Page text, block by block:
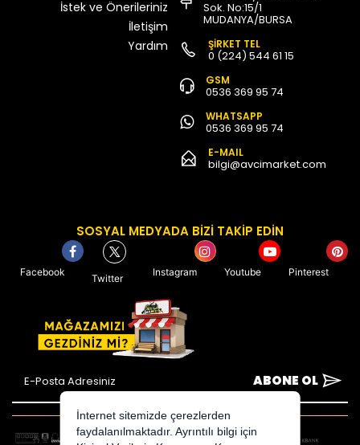
İstek ve Önerileriniz
İletişim
Yardım
Sok. No:15/1
MUDANYA/BURSA
ŞİRKET TEL
0 (224) 544 61 15
GSM
0536 369 95 74
WHATSAPP
0536 369 95 74
E-MAIL
bilgi@avcimarket.com
SOSYAL MEDYADA BİZİ TAKİP EDİN
Facebook
Twitter
Instagram Youtube Pinterest
ABONE OL
İnternet sitemizde çerezlerden
faydalanılmaktadır. Ayrıntılı bilgi için